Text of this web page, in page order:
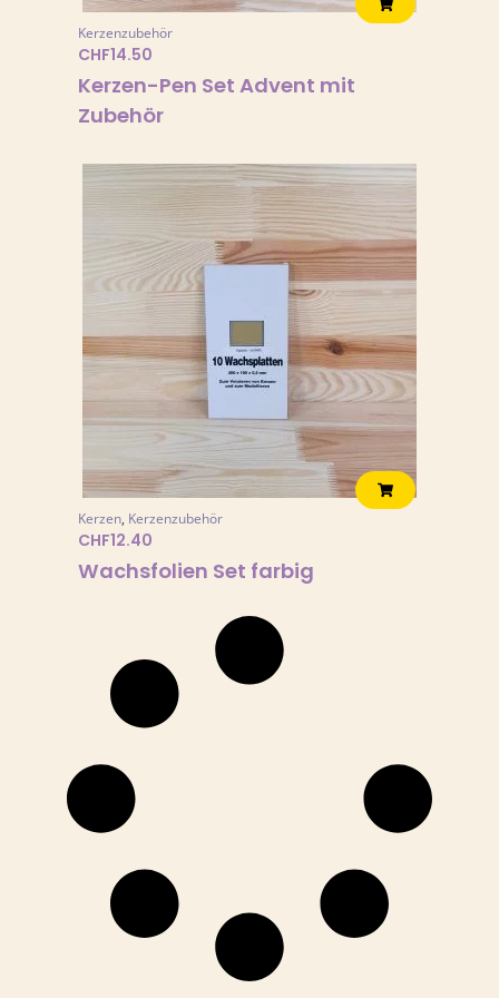
0
s
1
6
0
0
Kerzenzubehör
CHF14.50
Kerzen-Pen Set Advent mit
Zubehör
Kerzen, Kerzenzubehör
CHF12.40
Wachsfolien Set farbig